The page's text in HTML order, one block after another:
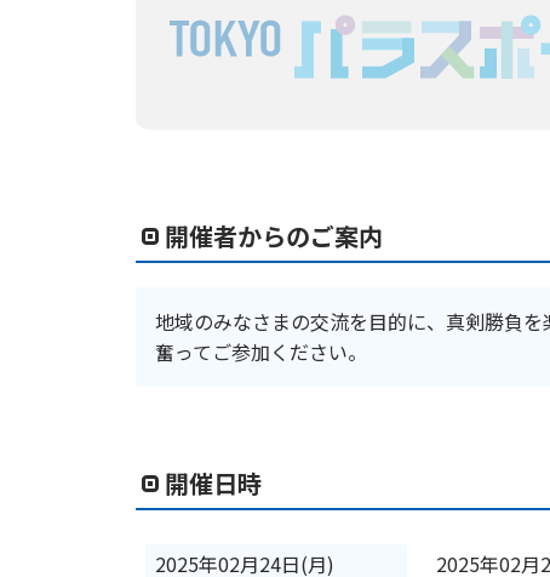
開催者からのご案内
地域のみなさまの交流を目的に、真剣勝負を
奮ってご参加ください。
開催日時
2025年02月24日(月)
2025年02月